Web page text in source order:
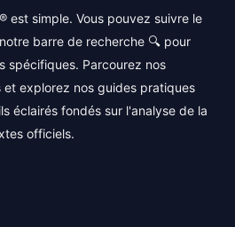
est simple. Vous pouvez suivre le
barre de recherche 🔍 pour
spécifiques. Parcourez nos
explorez nos guides pratiques
éclairés fondés sur l'analyse de la
officiels.